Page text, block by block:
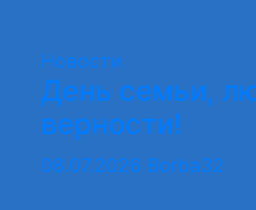
Новости
День семьи,
верности!
08.07.2026 Borba32